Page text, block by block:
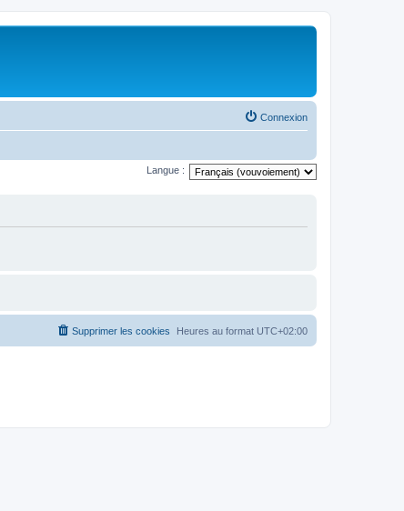
Connexion
Langue :
Heures au format UTC+02:00
Supprimer les cookies